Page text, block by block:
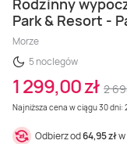
Rodzinny
Park & Resort -
Morze
5 noclegów
1 299,00 zł 2
Najniższa cena w ciągu 30 dni:
Odbierz od64,95 zł